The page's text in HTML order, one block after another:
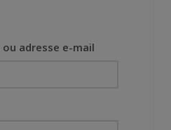
adresse e-mail